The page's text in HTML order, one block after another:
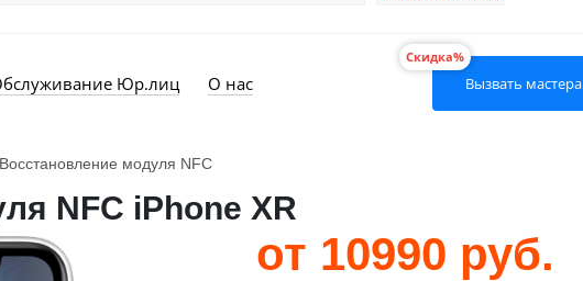
Юр.лиц О нас
Скидка%
Вызвать мастера
Восстановление модуля NFC
NFC iPhone XR
от 10990 руб.